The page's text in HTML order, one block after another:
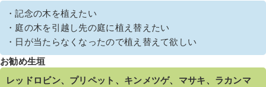
・記念の木を植えたい
・庭の木を引越し先の庭に植え替えたい
・日が当たらなくなったので植え替えて欲しい
お勧め生垣
レッドロビン、プリペット、キンメツゲ、マサキ、ラカンマ